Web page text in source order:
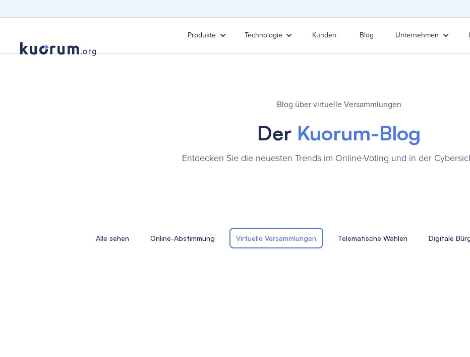
Produkte Technologie Kunden Blog Unternehmen
Blog über virtuelle Versammlungen
Der Kuorum-Blog
Entdecken Sie die neuesten Trends im Online-Voting und in der
Alle sehen Online-Abstimmung Virtuelle Versammlungen Telematische Wahlen Digitale